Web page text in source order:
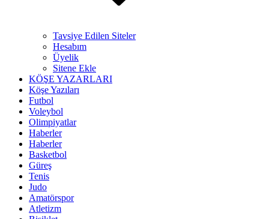
Tavsiye Edilen Siteler
Hesabım
Üyelik
Sitene Ekle
KÖŞE YAZARLARI
Köşe Yazıları
Futbol
Voleybol
Olimpiyatlar
Haberler
Haberler
Basketbol
Güreş
Tenis
Judo
Amatörspor
Atletizm